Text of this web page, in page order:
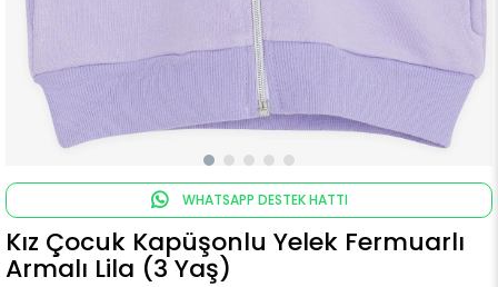
WHATSAPP DESTEK HATTI
Kız Çocuk Kapüşonlu Yelek Fermuarlı
Armalı Lila (3 Yaş)